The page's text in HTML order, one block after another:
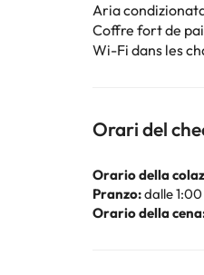
Aria
Coffre fort de
Wi-Fi dans les
Orari del
Orario della
Pranzo:dalle
Orario della